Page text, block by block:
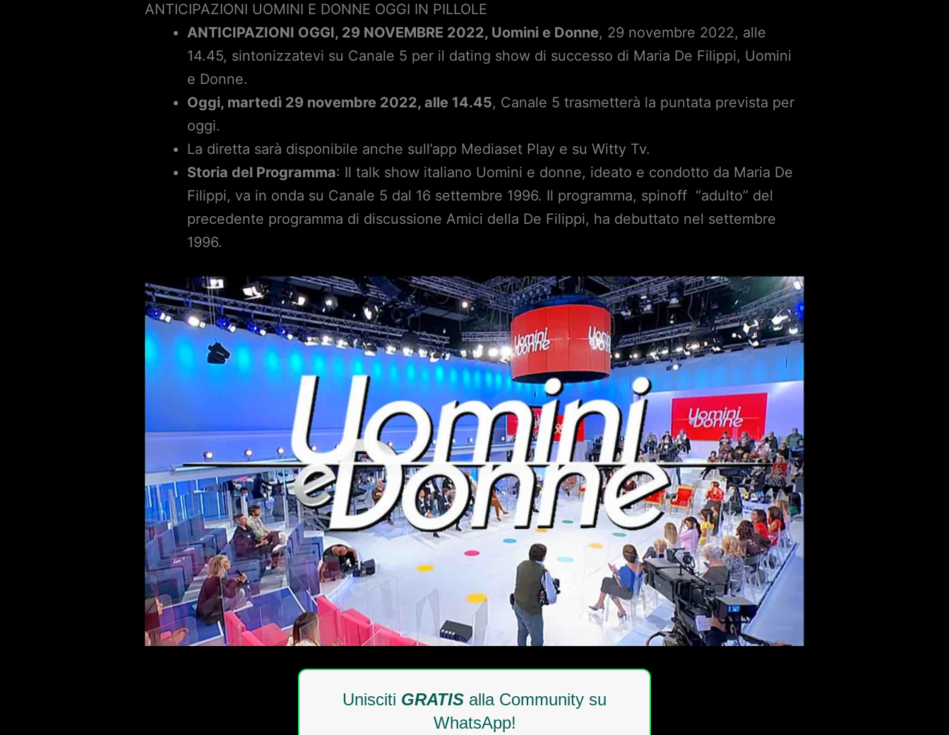
ANTICIPAZIONI UOMINI E DONNE OGGI IN PILLOLE
ANTICIPAZIONI OGGI, 29 NOVEMBRE 2022, Uomini e Donne, 29 novembre 2022, alle
14.45, sintonizzatevi su Canale 5 per il dating show di successo di Maria De Filippi, Uomini
e Donne.
Oggi, martedì 29 novembre 2022, alle 14.45, Canale 5 trasmetterà la puntata prevista per
oggi.
La diretta sarà disponibile anche sull’app Mediaset Play e su Witty Tv.
Storia del Programma: Il talk show italiano Uomini e donne, ideato e condotto da Maria De
Filippi, va in onda su Canale 5 dal 16 settembre 1996. Il programma, spinoff “adulto” del
precedente programma di discussione Amici della De Filippi, ha debuttato nel settembre
1996.
Unisciti GRATIS alla Community su
WhatsApp!